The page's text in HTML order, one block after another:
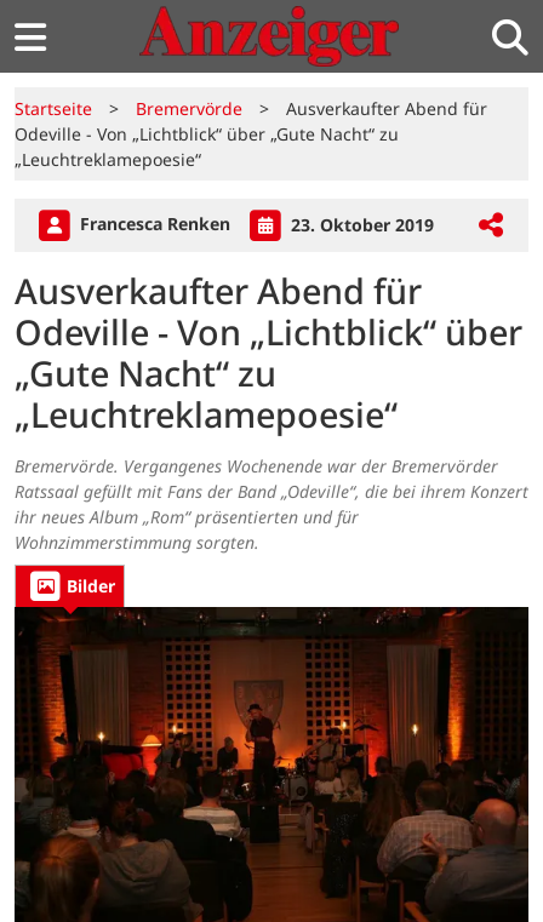
Startseite > Bremervörde >
Ausverkaufter Abend für
Odeville - Von „Lichtblick“ über „Gute Nacht“ zu
„Leuchtreklamepoesie“
Francesca Renken 23. Oktober 2019
Ausverkaufter Abend für
Odeville - Von „Lichtblick“ über
„Gute Nacht“ zu
„Leuchtreklamepoesie“
Bremervörde. Vergangenes Wochenende war der Bremervörder
Ratssaal gefüllt mit Fans der Band „Odeville“, die bei ihrem Konzert
ihr neues Album „Rom“ präsentierten und für
Wohnzimmerstimmung sorgten.
Bilder